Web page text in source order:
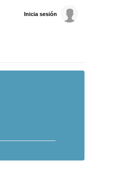
Inicia sesión